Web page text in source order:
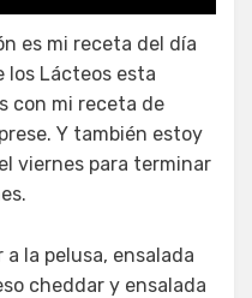
es mi receta del día
los Lácteos esta
con mi receta de
Y también estoy
viernes para terminar
la pelusa, ensalada
cheddar y ensalada